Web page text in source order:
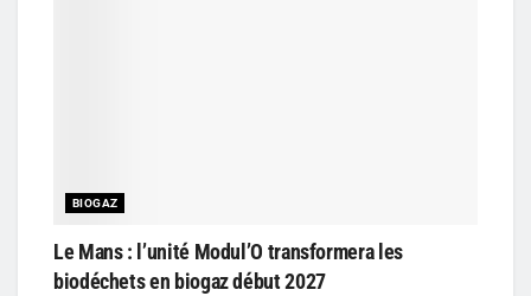
BIOGAZ
Le Mans : l’unité Modul’O transformera les
biodéchets en biogaz début 2027